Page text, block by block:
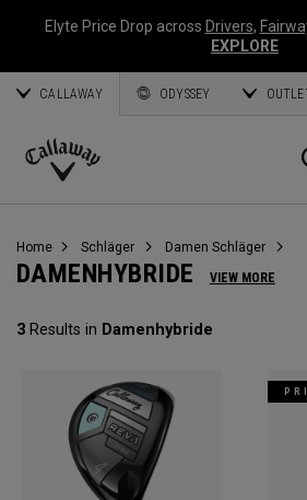
Elyte Price Drop across Drivers,
EXPLORE
CALLAWAY ODYSSEY
Callaway
Home Schläger Damen Schläger
DAMENHYBRIDE VIEW MORE
3 Results in Damenhybride